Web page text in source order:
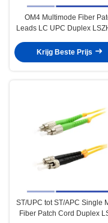
OM4 Multimode Fiber
Leads LC UPC Duplex
Krijg Beste Prijs
ST/UPC tot ST/APC Single
Fiber Patch Cord Duplex